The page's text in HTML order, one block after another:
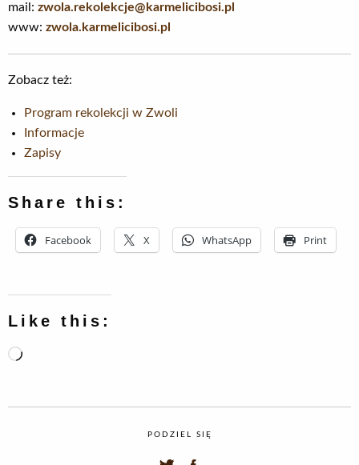
mail: zwola.rekolekcje@karmelicibosi.pl
www: zwola.karmelicibosi.pl
Zobacz też:
Program rekolekcji w Zwoli
Informacje
Zapisy
Share this:
Facebook X WhatsApp Print
Like this:
Loading…
PODZIEL SIĘ